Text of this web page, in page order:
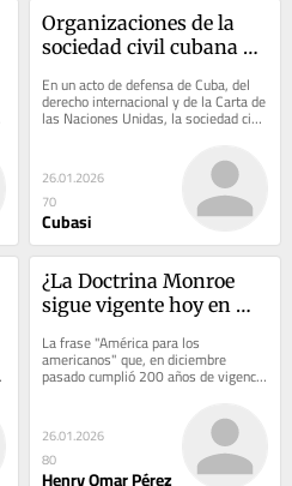
Organizaciones de la
sociedad civil cubana
General de la ONU
actuar en favor de la paz
En un acto de defensa de Cuba, del
derecho internacional y de la Carta de
las Naciones Unidas, la sociedad civil
cubana solicita al Secretario
26.01.2026
70
Cubasi
¿La Doctrina Monroe
sigue vigente hoy en
La frase "América para los
americanos" que, en diciembre
pasado cumplió 200 años de vigencia
retórica, se mantiene como una de
26.01.2026
80